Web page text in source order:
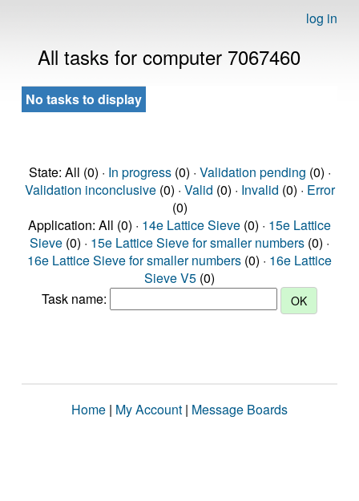
log in
All tasks for computer 7067460
No tasks to display
State: All (0) · In progress(0) · Validation pending (0) ·
Validation inconclusive(0) · Valid (0) · Invalid (0) · Error
(0)
Application: All (0) · 14e Lattice Sieve (0) · 15e Lattice
Sieve (0) · 15e Lattice Sieve for smaller numbers (0) ·
16e Lattice Sieve for smaller numbers (0) · 16e Lattice
Sieve V5 (0)
Task name:
Home | My Account | Message Boards